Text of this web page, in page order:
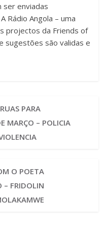
enviadas
A Rádio Angola – uma
projectos da Friends of
sugestões são validas e
PARA
MARÇO – POLICIA
O POETA
– FRIDOLIN